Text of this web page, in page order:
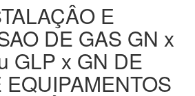
E
DE GAS GN x
GLP x GN DE
EQUIPAMENTOS